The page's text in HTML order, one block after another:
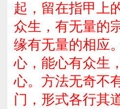
起，留在指甲上
众生，有无量的
缘有无量的相应
心，能心有众生
心。方法无奇不
门，形式各行其